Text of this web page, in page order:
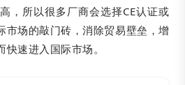
，所以很多厂商会选择CE认证或
市场的敲门砖，消除贸易壁垒，增
速进入国际市场。